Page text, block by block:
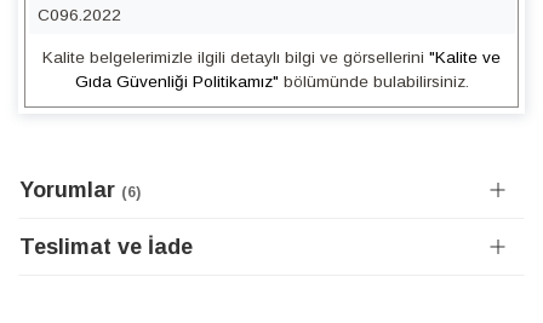
C096.2022
Kalite belgelerimizle ilgili detaylı bilgi ve görsellerini "Kalite ve
Gıda Güvenliği Politikamız" bölümünde bulabilirsiniz.
Yorumlar 6
Teslimat ve İade